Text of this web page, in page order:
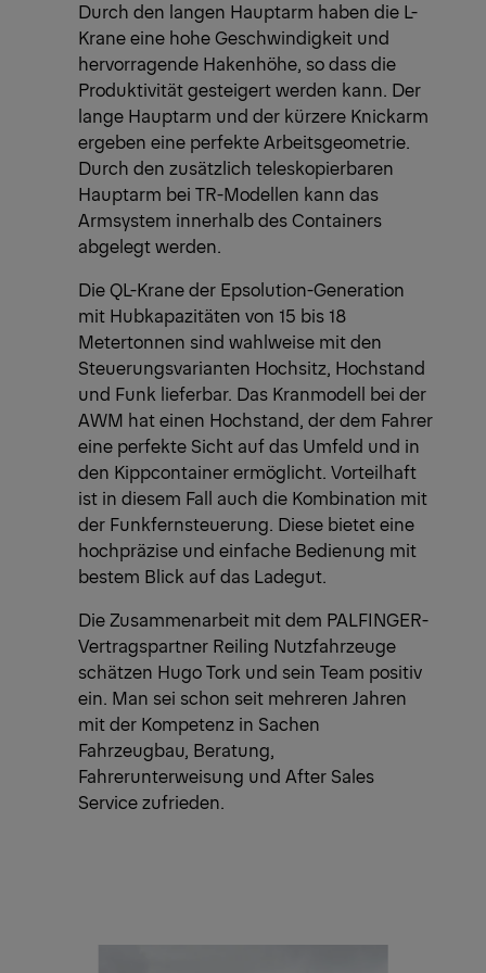
Durch den langen Hauptarm haben die L-
Krane eine hohe Geschwindigkeit und
hervorragende Hakenhöhe, so dass die
Produktivität gesteigert werden kann. Der
lange Hauptarm und der kürzere Knickarm
ergeben eine perfekte Arbeitsgeometrie.
Durch den zusätzlich teleskopierbaren
Hauptarm bei TR-Modellen kann das
Armsystem innerhalb des Containers
abgelegt werden.
Die QL-Krane der Epsolution-Generation
mit Hubkapazitäten von 15 bis 18
Metertonnen sind wahlweise mit den
Steuerungsvarianten Hochsitz, Hochstand
und Funk lieferbar. Das Kranmodell bei der
AWM hat einen Hochstand, der dem Fahrer
eine perfekte Sicht auf das Umfeld und in
den Kippcontainer ermöglicht. Vorteilhaft
ist in diesem Fall auch die Kombination mit
der Funkfernsteuerung. Diese bietet eine
hochpräzise und einfache Bedienung mit
bestem Blick auf das Ladegut.
Die Zusammenarbeit mit dem PALFINGER-
Vertragspartner Reiling Nutzfahrzeuge
schätzen Hugo Tork und sein Team positiv
ein. Man sei schon seit mehreren Jahren
mit der Kompetenz in Sachen
Fahrzeugbau, Beratung,
Fahrerunterweisung und After Sales
Service zufrieden.